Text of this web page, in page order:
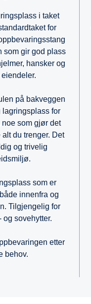
i taket
for
som gir god plass
hansker og
på bakveggen
lagringsplass for
som gjør det
du trenger. Det
og trivelig
som er
innenfra og
Tilgjengelig for
og sovehytter.
etter
behov.